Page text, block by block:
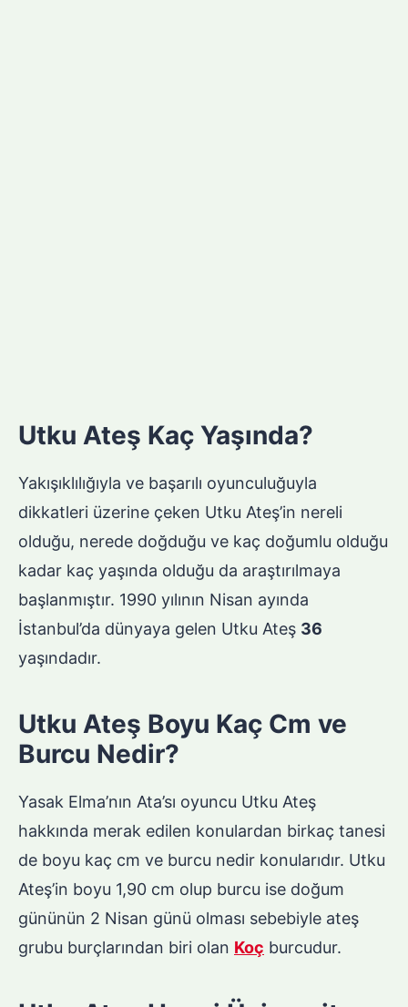
Utku Ateş Kaç Yaşında?
Yakışıklılığıyla ve başarılı oyunculuğuyla
dikkatleri üzerine çeken Utku Ateş’in nereli
olduğu, nerede doğduğu ve kaç doğumlu olduğu
kadar kaç yaşında olduğu da araştırılmaya
başlanmıştır. 1990 yılının Nisan ayında
İstanbul’da dünyaya gelen Utku Ateş 36
yaşındadır.
Utku Ateş Boyu Kaç Cm ve
Burcu Nedir?
Yasak Elma’nın Ata’sı oyuncu Utku Ateş
hakkında merak edilen konulardan birkaç tanesi
de boyu kaç cm ve burcu nedir konularıdır. Utku
Ateş’in boyu 1,90 cm olup burcu ise doğum
gününün 2 Nisan günü olması sebebiyle ateş
grubu burçlarından biri olan Koç burcudur.